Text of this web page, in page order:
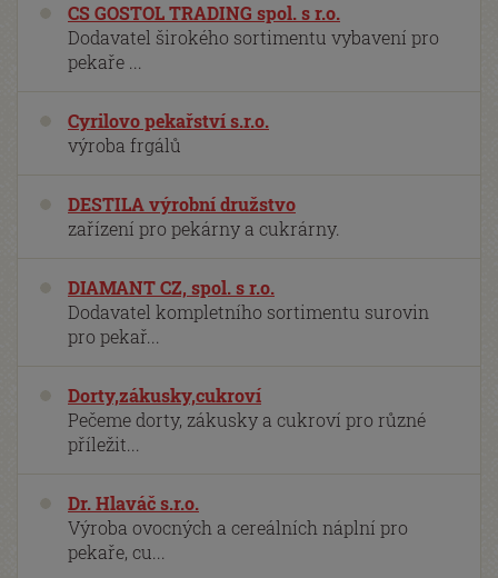
CS GOSTOL TRADING spol. s r.o.
Dodavatel širokého sortimentu vybavení pro
pekaře ...
Cyrilovo pekařství s.r.o.
výroba frgálů
DESTILA výrobní družstvo
zařízení pro pekárny a cukrárny.
DIAMANT CZ, spol. s r.o.
Dodavatel kompletního sortimentu surovin
pro pekař...
Dorty,zákusky,cukroví
Pečeme dorty, zákusky a cukroví pro různé
příležit...
Dr. Hlaváč s.r.o.
Výroba ovocných a cereálních náplní pro
pekaře, cu...